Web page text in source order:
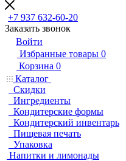
+7 937 632-60-20
Заказать звонок
Войти
Избранные товары 0
Корзина 0
Каталог
Скидки
Ингредиенты
Кондитерские формы
Кондитерский инвентарь
Пищевая печать
Упаковка
Напитки и лимонады